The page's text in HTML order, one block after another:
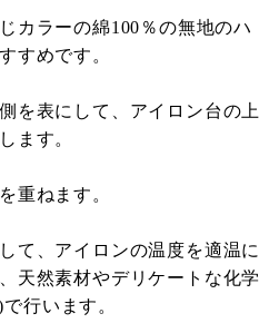
カラーの綿100％の無地のハ
すめです。
を表にして、アイロン台の上
ます。
重ねます。
て、アイロンの温度を適温に
天然素材やデリケートな化学
行います。